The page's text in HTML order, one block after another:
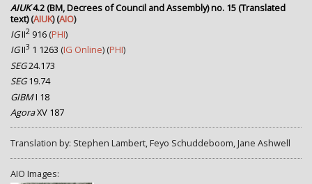
AIUK4.2 (BM, Decrees of Council and Assembly) no. 15 (Translated
text)(AIUK) (AIO)
IGII2 916 (PHI)
IGII3 1 1263 (IG Online) (PHI)
SEG24.173
SEG19.74
GIBMI 18
AgoraXV 187
Translation by: Stephen Lambert, Feyo Schuddeboom, Jane Ashwell
AIO Images: